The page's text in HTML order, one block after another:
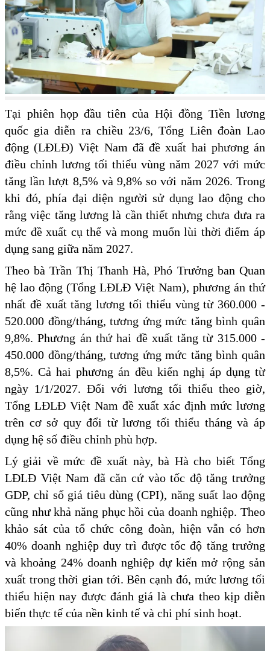
Tại phiên họp đầu tiên của Hội đồng Tiền lương
quốc gia diễn ra chiều 23/6, Tổng Liên đoàn Lao
động (LĐLĐ) Việt Nam đã đề xuất hai phương án
điều chỉnh lương tối thiểu vùng năm 2027 với mức
tăng lần lượt 8,5% và 9,8% so với năm 2026. Trong
khi đó, phía đại diện người sử dụng lao động cho
rằng việc tăng lương là cần thiết nhưng chưa đưa ra
mức đề xuất cụ thể và mong muốn lùi thời điểm áp
dụng sang giữa năm 2027.
Theo bà Trần Thị Thanh Hà, Phó Trưởng ban Quan
hệ lao động (Tổng LĐLĐ Việt Nam), phương án thứ
nhất đề xuất tăng lương tối thiểu vùng từ 360.000 -
520.000 đồng/tháng, tương ứng mức tăng bình quân
9,8%. Phương án thứ hai đề xuất tăng từ 315.000 -
450.000 đồng/tháng, tương ứng mức tăng bình quân
8,5%. Cả hai phương án đều kiến nghị áp dụng từ
ngày 1/1/2027. Đối với lương tối thiểu theo giờ,
Tổng LĐLĐ Việt Nam đề xuất xác định mức lương
trên cơ sở quy đổi từ lương tối thiểu tháng và áp
dụng hệ số điều chỉnh phù hợp.
Lý giải về mức đề xuất này, bà Hà cho biết Tổng
LĐLĐ Việt Nam đã căn cứ vào tốc độ tăng trưởng
GDP, chỉ số giá tiêu dùng (CPI), năng suất lao động
cũng như khả năng phục hồi của doanh nghiệp. Theo
khảo sát của tổ chức công đoàn, hiện vẫn có hơn
40% doanh nghiệp duy trì được tốc độ tăng trưởng
và khoảng 24% doanh nghiệp dự kiến mở rộng sản
xuất trong thời gian tới. Bên cạnh đó, mức lương tối
thiểu hiện nay được đánh giá là chưa theo kịp diễn
biến thực tế của nền kinh tế và chi phí sinh hoạt.